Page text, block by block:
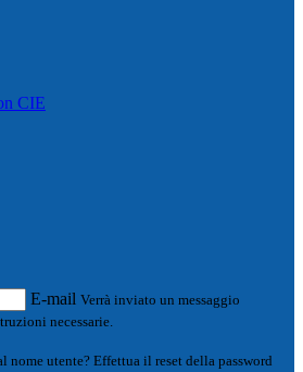
CIE
E-mail Verrà inviato un messaggio
necessarie.
nome utente? Effettua il reset della password